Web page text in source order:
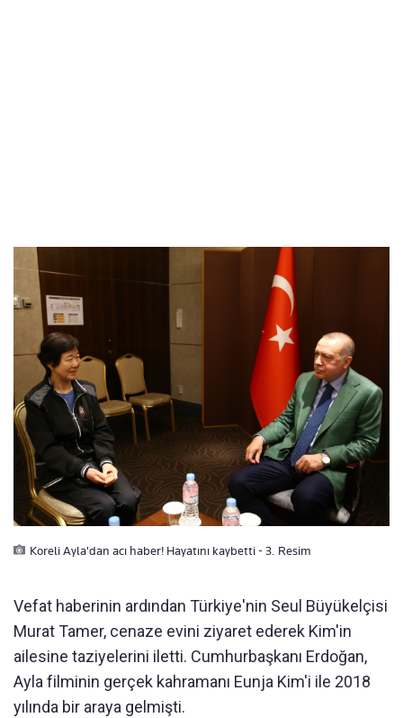
Koreli Ayla'dan acı haber! Hayatını kaybetti - 3. Resim
Vefat haberinin ardından Türkiye'nin Seul Büyükelçisi
Murat Tamer, cenaze evini ziyaret ederek Kim'in
ailesine taziyelerini iletti. Cumhurbaşkanı Erdoğan,
Ayla filminin gerçek kahramanı Eunja Kim'i ile 2018
yılında bir araya gelmişti.